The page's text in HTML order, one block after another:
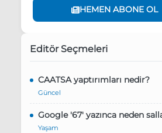
HEMEN ABONE OL
Editör Seçmeleri
CAATSA yaptırımları nedir?
Güncel
Google '67' yazınca neden
Yaşam